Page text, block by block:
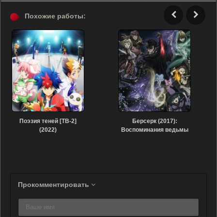
Похожие работы:
Поэзия теней [ТВ-2]
(2022)
Берсерк (2017):
Воспоминания ведьмы
Прокомментировать